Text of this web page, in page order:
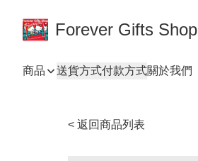
Forever Gifts Shop
商品 送貨方式付款方式關於我們
< 返回商品列表